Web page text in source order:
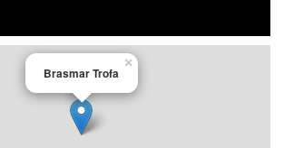
Brasmar Trofa
×